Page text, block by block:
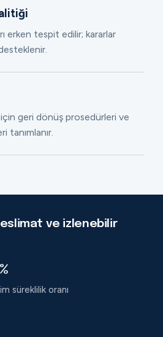
erken tespit edilir; kararlar
geri dönüş prosedürleri ve
tanımlanır.
ve izlenebilir
süreklilik oranı